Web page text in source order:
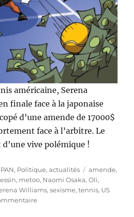
américaine, Serena
finale face à la japonaise
d’une amende de 17000$
face à l’arbitre. Le
vive polémique !
Catégories
PAN, Politique, actualités Étiquettes
amende,
, metoo, Naomi Osaka,Oli,
Williams,sexisme,tennis, US
sur